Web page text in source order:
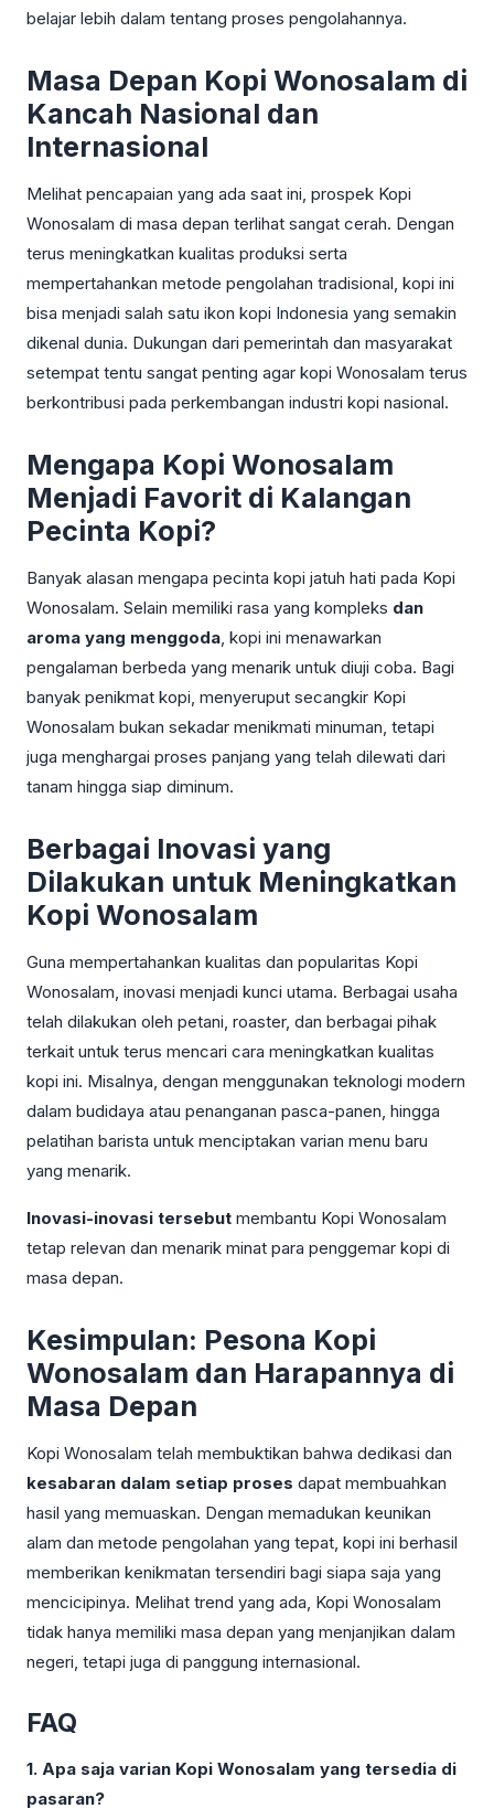
belajar lebih dalam tentang proses pengolahannya.
Masa Depan Kopi Wonosalam di
Kancah Nasional dan
Internasional
Melihat pencapaian yang ada saat ini, prospek Kopi
Wonosalam di masa depan terlihat sangat cerah. Dengan
terus meningkatkan kualitas produksi serta
mempertahankan metode pengolahan tradisional, kopi ini
bisa menjadi salah satu ikon kopi Indonesia yang semakin
dikenal dunia. Dukungan dari pemerintah dan masyarakat
setempat tentu sangat penting agar kopi Wonosalam terus
berkontribusi pada perkembangan industri kopi nasional.
Mengapa Kopi Wonosalam
Menjadi Favorit di Kalangan
Pecinta Kopi?
Banyak alasan mengapa pecinta kopi jatuh hati pada Kopi
Wonosalam. Selain memiliki rasa yang kompleks dan
aroma yang menggoda, kopi ini menawarkan
pengalaman berbeda yang menarik untuk diuji coba. Bagi
banyak penikmat kopi, menyeruput secangkir Kopi
Wonosalam bukan sekadar menikmati minuman, tetapi
juga menghargai proses panjang yang telah dilewati dari
tanam hingga siap diminum.
Berbagai Inovasi yang
Dilakukan untuk Meningkatkan
Kopi Wonosalam
Guna mempertahankan kualitas dan popularitas Kopi
Wonosalam, inovasi menjadi kunci utama. Berbagai usaha
telah dilakukan oleh petani, roaster, dan berbagai pihak
terkait untuk terus mencari cara meningkatkan kualitas
kopi ini. Misalnya, dengan menggunakan teknologi modern
dalam budidaya atau penanganan pasca-panen, hingga
pelatihan barista untuk menciptakan varian menu baru
yang menarik.
Inovasi-inovasi tersebut membantu Kopi Wonosalam
tetap relevan dan menarik minat para penggemar kopi di
masa depan.
Kesimpulan: Pesona Kopi
Wonosalam dan Harapannya di
Masa Depan
Kopi Wonosalam telah membuktikan bahwa dedikasi dan
kesabaran dalam setiap proses dapat membuahkan
hasil yang memuaskan. Dengan memadukan keunikan
alam dan metode pengolahan yang tepat, kopi ini berhasil
memberikan kenikmatan tersendiri bagi siapa saja yang
mencicipinya. Melihat trend yang ada, Kopi Wonosalam
tidak hanya memiliki masa depan yang menjanjikan dalam
negeri, tetapi juga di panggung internasional.
FAQ
1. Apa saja varian Kopi Wonosalam yang tersedia di
pasaran?